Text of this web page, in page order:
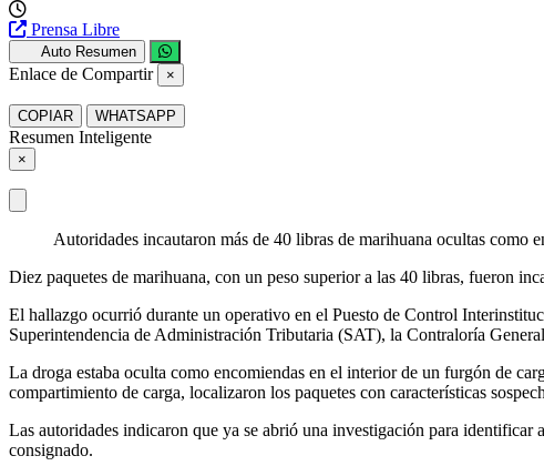
Prensa Libre
Auto Resumen
Enlace de Compartir ×
COPIAR WHATSAPP
Resumen Inteligente
×
Autoridades incautaron más de 40 libras de marihuana ocultas como
Diez paquetes de marihuana, con un peso superior a las 40 libras, fueron
El hallazgo ocurrió durante un operativo en el Puesto de Control
Superintendencia de Administración Tributaria (SAT), la Contraloría
La droga estaba oculta como encomiendas en el interior de un furgón de
compartimiento de carga, localizaron los paquetes con características
Las autoridades indicaron que ya se abrió una investigación para
consignado.